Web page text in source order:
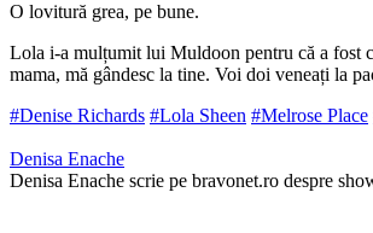
O lovitură grea, pe bune.
Lola i-a mulțumit lui Muldoon pentru că a fost
mama, mă gândesc la tine. Voi doi veneați la
#Denise Richards #Lola Sheen #Melrose Place
Denisa Enache
Denisa Enache scrie pe bravonet.ro despre